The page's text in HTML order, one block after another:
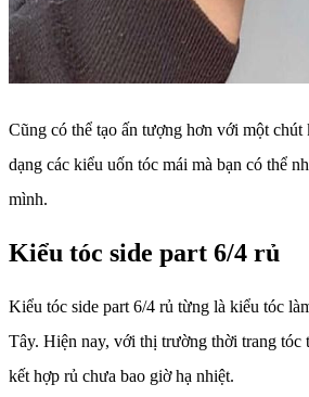
Cũng có thể tạo ấn tượng hơn với một
dạng các kiểu uốn tóc mái mà bạn có thể
mình.
Kiểu tóc side part 6/4 rủ
Kiểu tóc side part 6/4 rủ từng là kiểu tóc
Tây. Hiện nay, với thị trường thời trang tóc
kết hợp rủ chưa bao giờ hạ nhiệt.